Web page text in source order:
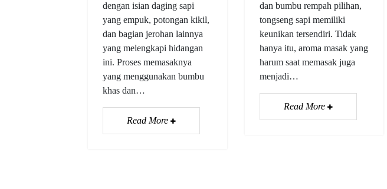
dan bumbu rempah pilihan,
tongseng sapi memiliki
keunikan tersendiri. Tidak
hanya itu, aroma masak yang
harum saat memasak juga
menjadi…
Read More
dengan isian daging sapi
yang empuk, potongan kikil,
dan bagian jerohan lainnya
yang melengkapi hidangan
ini. Proses memasaknya
yang menggunakan bumbu
khas dan…
Read More